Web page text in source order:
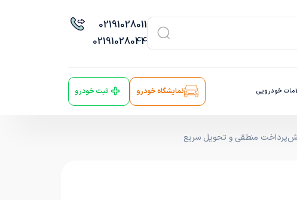
02191028011
02191028044
خودرویی نمایشگاه خودرو ثبت خودرو